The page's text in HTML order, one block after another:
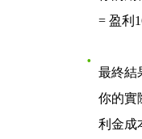
= 盈利
最終結
你的實
利金成